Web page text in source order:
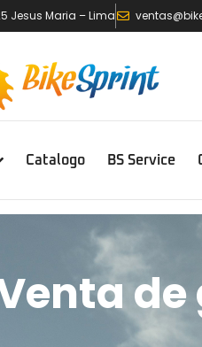
Jesus Maria – Lima
Catalogo BS Service